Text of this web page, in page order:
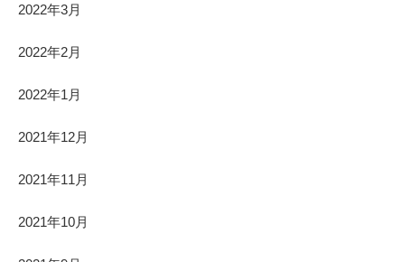
2022年3月
2022年2月
2022年1月
2021年12月
2021年11月
2021年10月